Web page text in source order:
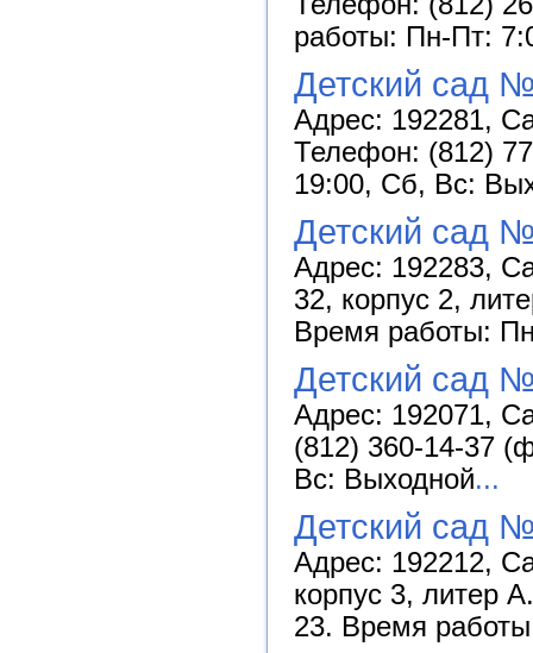
работы: Пн-Пт:
Детский сад
Адрес: 192281,
Телефон: (812)
19:00, Сб, Вс:
Детский сад
Адрес: 192283,
32, корпус 2,
Время работы:
Детский сад
Адрес: 192071,
(812) 360-14-37
Вс: Выходной...
Детский сад
Адрес: 192212,
корпус 3, литер
23. Время